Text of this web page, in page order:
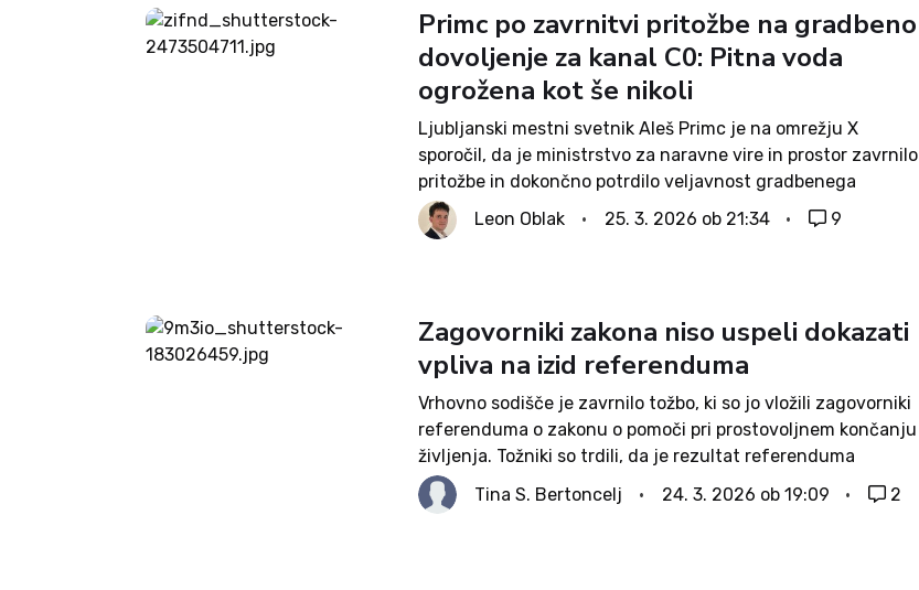
Primc po zavrnitvi pritožbe na gradbeno
dovoljenje za kanal C0: Pitna voda
ogrožena kot še nikoli
Ljubljanski mestni svetnik Aleš Primc je na omrežju X
sporočil, da je ministrstvo za naravne vire in prostor zavrnilo
pritožbe in dokončno potrdilo veljavnost gradbenega
dovoljenja za zadnji, osmi del spornega kanalizacijskega
kanala C0. Spomnimo, septembra smo poročali, da je...
Leon Oblak 25. 3. 2026 ob 21:34 9
Zagovorniki zakona niso uspeli dokazati
vpliva na izid referenduma
Vrhovno sodišče je zavrnilo tožbo, ki so jo vložili zagovorniki
referenduma o zakonu o pomoči pri prostovoljnem končanju
življenja. Tožniki so trdili, da je rezultat referenduma
neveljaven, ker so v kampanji aktivno sodelovale tudi
organizacije, ki niso bile prijavljene kot...
Tina S. Bertoncelj 24. 3. 2026 ob 19:09 2